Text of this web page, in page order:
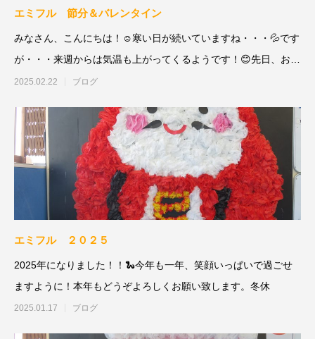
エミフル 節分＆バレンタイン
みなさん、こんにちは！☺寒い日が続いていますね・・・💦です
が・・・来週からは気温も上がってくるようです！😊先日、お花
屋さんに行く
2025.02.22 ブログ
エミフル ２０２５
2025年になりました！！🐍今年も一年、笑顔いっぱいで過ごせ
ますように！本年もどうぞよろしくお願い致します。冬休
2025.01.17 ブログ